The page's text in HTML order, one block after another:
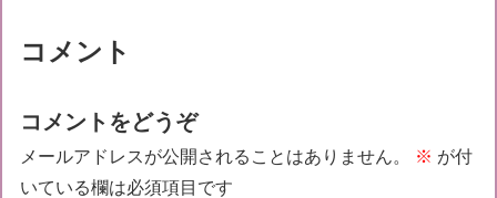
コメント
コメントをどうぞ
メールアドレスが公開されることはありません。 ※ が付
いている欄は必須項目です